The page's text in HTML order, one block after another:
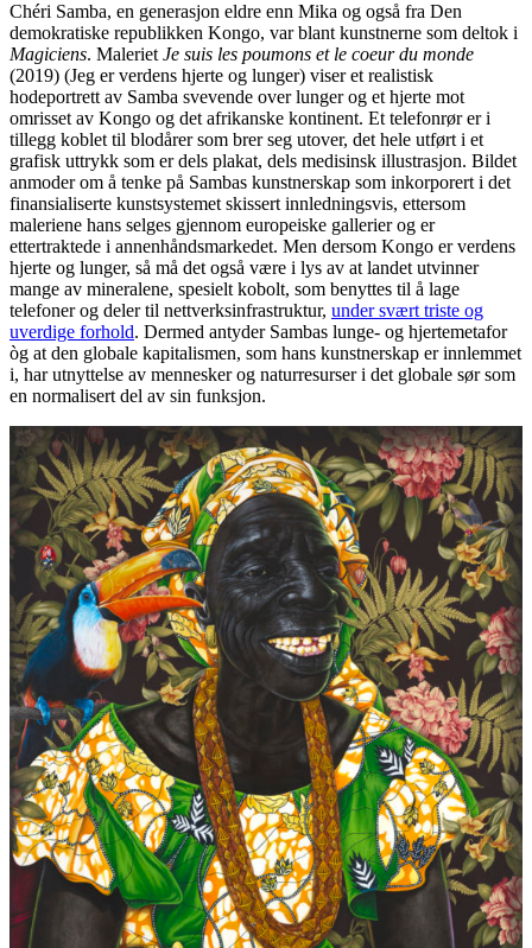
Chéri Samba, en generasjon eldre enn Mika og også fra Den
demokratiske republikken Kongo, var blant kunstnerne som deltok i
Magiciens. Maleriet Je suis les poumons et le coeur du monde
(2019) (Jeg er verdens hjerte og lunger) viser et realistisk
hodeportrett av Samba svevende over lunger og et hjerte mot
omrisset av Kongo og det afrikanske kontinent. Et telefonrør er i
tillegg koblet til blodårer som brer seg utover, det hele utført i et
grafisk uttrykk som er dels plakat, dels medisinsk illustrasjon. Bildet
anmoder om å tenke på Sambas kunstnerskap som inkorporert i det
finansialiserte kunstsystemet skissert innledningsvis, ettersom
maleriene hans selges gjennom europeiske gallerier og er
ettertraktede i annenhåndsmarkedet. Men dersom Kongo er verdens
hjerte og lunger, så må det også være i lys av at landet utvinner
mange av mineralene, spesielt kobolt, som benyttes til å lage
telefoner og deler til nettverksinfrastruktur, under svært triste og
uverdige forhold. Dermed antyder Sambas lunge- og hjertemetafor
òg at den globale kapitalismen, som hans kunstnerskap er innlemmet
i, har utnyttelse av mennesker og naturresurser i det globale sør som
en normalisert del av sin funksjon.